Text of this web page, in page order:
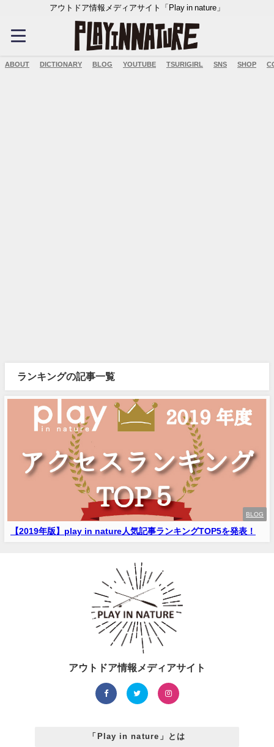
アウトドア情報メディアサイト「Play in nature」
ABOUT DICTIONARY BLOG YOUTUBE TSURIGIRL SNS SHOP
ランキングの記事一覧
BLOG
【2019年版】play in nature人気記事ランキングTOP5を発表！
アウトドア情報メディアサイト
「Play in nature」とは